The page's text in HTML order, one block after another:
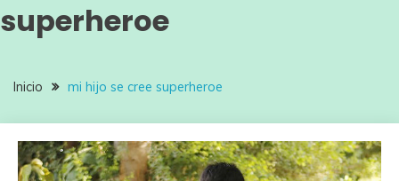
superheroe
Inicio mi hijo se cree superheroe